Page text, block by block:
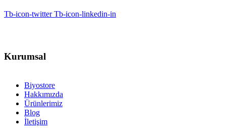
Tb-icon-twitter Tb-icon-linkedin-in
Kurumsal
Biyostore
Hakkımızda
Ürünlerimiz
Blog
İletişim